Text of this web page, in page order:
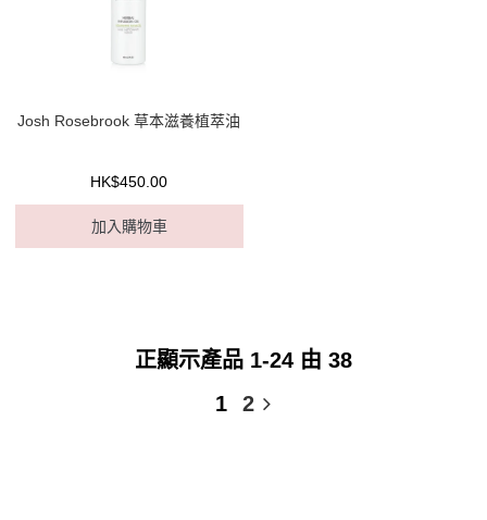
Josh Rosebrook 草本滋養植萃油
HK$450.00
加入購物車
正顯示產品 1-24 由 38
1
2